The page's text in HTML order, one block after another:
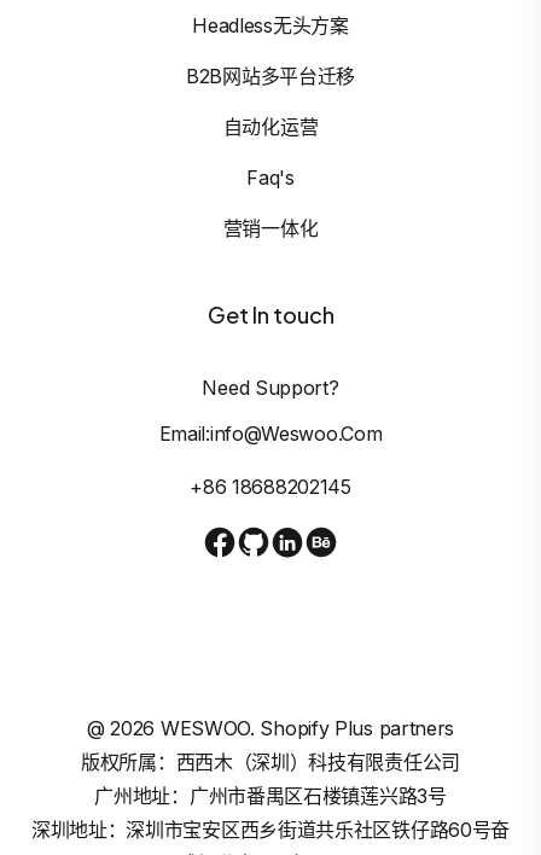
Headless无头方案
B2B网站多平台迁移
自动化运营
Faq's
营销一体化
Get In touch
Need Support?
Email:info@weswoo.com
+86 18688202145
@2026 WESWOO. Shopify Plus partners
版权所属：西西木（深圳）科技有限责任公司
广州地址：广州市番禺区石楼镇莲兴路3号
深圳地址：深圳市宝安区西乡街道共乐社区铁仔路60号奋